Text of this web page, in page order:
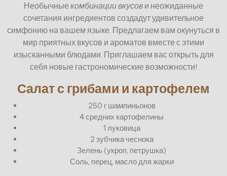
Необычные комбинации вкусов и неожиданные
сочетания ингредиентов создадут удивительное
симфонию на вашем языке. Предлагаем вам окунуться в
мир приятных вкусов и ароматов вместе с этими
изысканными блюдами. Приглашаем вас открыть для
себя новые гастрономические возможности!
Салат с грибами и картофелем
250 г шампиньонов
4 средних картофелины
1 луковица
2 зубчика чеснока
Зелень (укроп, петрушка)
Соль, перец, масло для жарки